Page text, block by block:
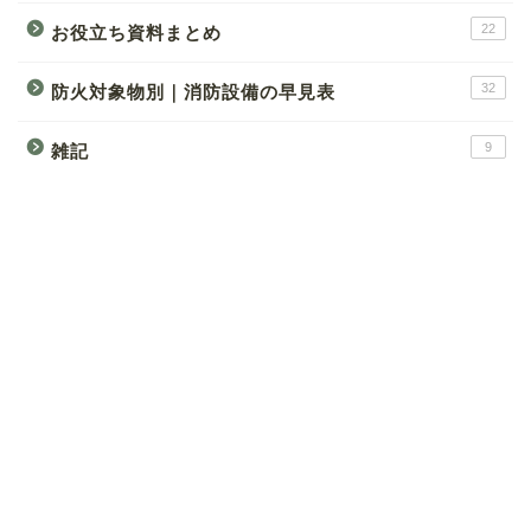
お役立ち資料まとめ 22
防火対象物別｜消防設備の早見表 32
雑記 9